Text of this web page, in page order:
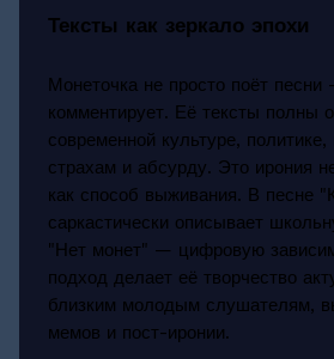
Тексты как зеркало эпохи
Монеточка не просто поёт
комментирует. Её тексты полны
современной культуре,
страхам и абсурду. Это ирония
как способ выживания. В песне
саркастически описывает
"Нет монет" — цифровую
подход делает её творчество
близким молодым слушателям,
мемов и пост-иронии.